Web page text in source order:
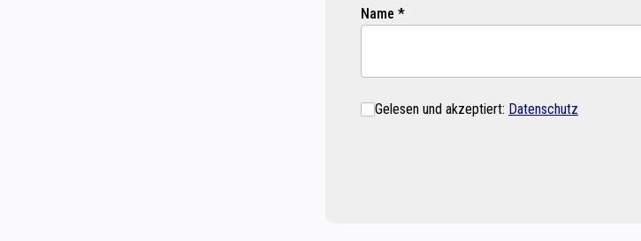
Name *
Gelesen und akzeptiert: Datenschutz